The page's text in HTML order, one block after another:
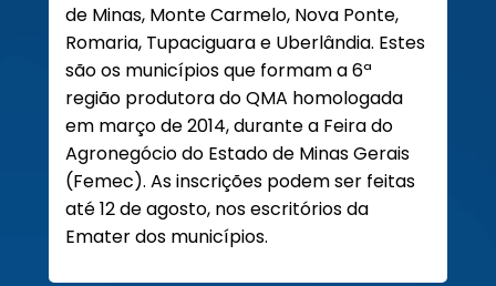
de Minas, Monte Carmelo, Nova Ponte,
Romaria, Tupaciguara e Uberlândia. Estes
são os municípios que formam a 6ª
região produtora do QMA homologada
em março de 2014, durante a Feira do
Agronegócio do Estado de Minas Gerais
(Femec). As inscrições podem ser feitas
até 12 de agosto, nos escritórios da
Emater dos municípios.